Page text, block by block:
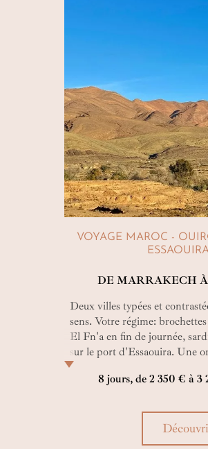
VOYAGE MAROC -
DE MARRAKECH
Deux villes typées et
sens. Votre régime:
El Fn'a en fin de journée,
sur le port d'Essaouira. Une
menthe et le tour est joué !
8 jours, de 2 350 € à 3